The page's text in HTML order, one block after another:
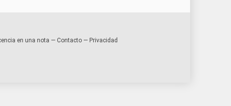
en una nota — Contacto — Privacidad